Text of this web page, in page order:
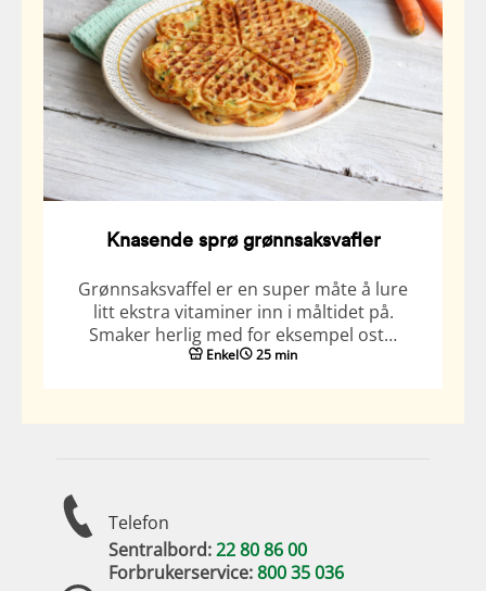
Knasende sprø grønnsaksvafler
Grønnsaksvaffel er en super måte å lure
litt ekstra vitaminer inn i måltidet på.
Smaker herlig med for eksempel ost…
Enkel 25 min
Telefon
Sentralbord:22 80 86 00
Forbrukerservice:800 35 036